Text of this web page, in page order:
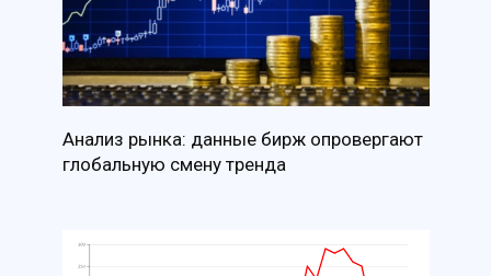
Анализ рынка: данные бирж опровергают
глобальную смену тренда